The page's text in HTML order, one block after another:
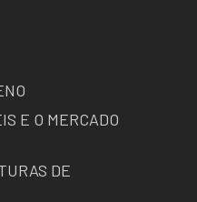
E O MERCADO
DE